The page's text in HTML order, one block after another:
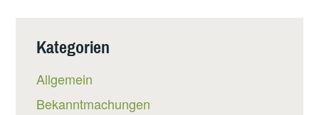
Kategorien
Allgemein
Bekanntmachungen